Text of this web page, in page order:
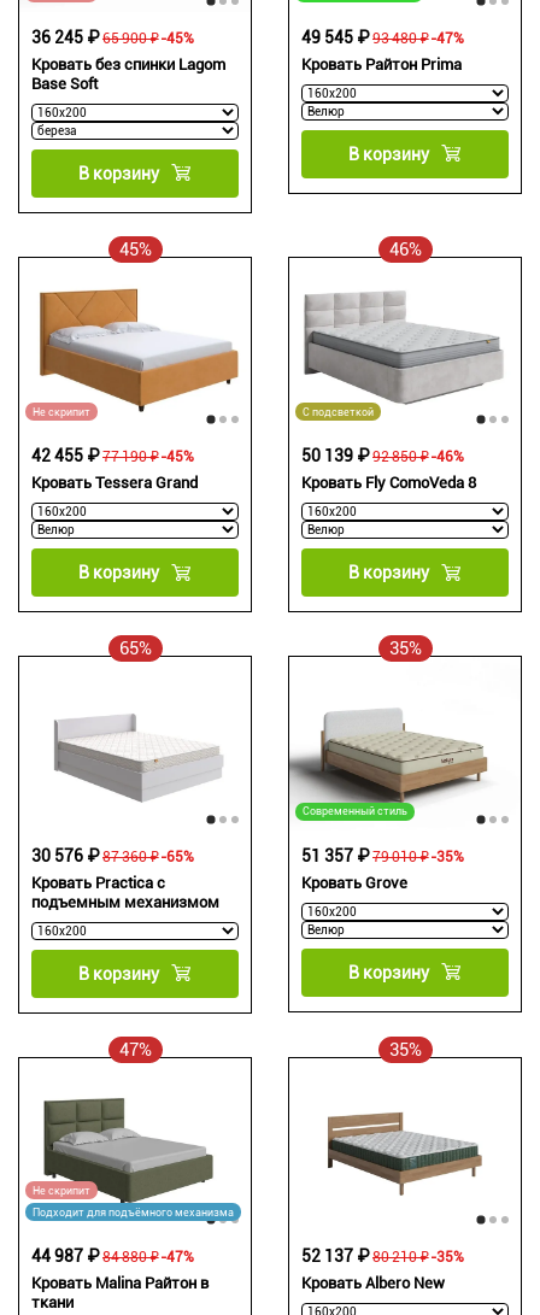
Кровать без спинки Lagom
Base Soft
65 900 ₽
36 245 ₽ -45%
В корзину
Кровать Райтон Prima
93 480 ₽
49 545 ₽ -47%
В корзину
45%
Не скрипит
Кровать Tessera Grand
77 190 ₽
42 455 ₽ -45%
В корзину
46%
С подсветкой
Кровать Fly ComoVeda 8
92 850 ₽
50 139 ₽ -46%
В корзину
65%
Кровать Practica с
подъемным механизмом
87 360 ₽
30 576 ₽ -65%
В корзину
35%
Современный стиль
Кровать Grove
79 010 ₽
51 357 ₽ -35%
В корзину
47%
Не скрипит
Подходит для подъёмного механизма
Кровать Malina Райтон в
ткани
84 880 ₽
44 987 ₽ -47%
35%
Кровать Albero New
80 210 ₽
52 137 ₽ -35%